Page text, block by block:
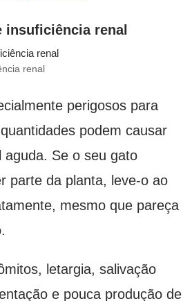
renal
renal
perigosos para
podem causar
aguda. Se o seu gato
parte da planta, leve-o ao
mesmo que pareça
letargia, salivação
e pouca produção de